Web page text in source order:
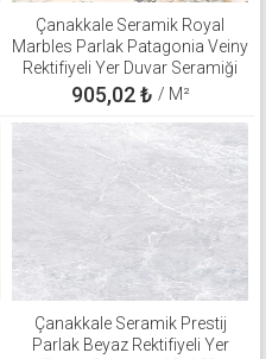
Çanakkale Seramik Royal
Marbles Parlak Patagonia Veiny
Rektifiyeli Yer Duvar Seramiği
60x120 310100800560
905,02₺ / M²
Çanakkale Seramik Prestij
Parlak Beyaz Rektifiyeli Yer